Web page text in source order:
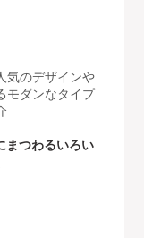
気のデザインや
モダンなタイプ
まつわるいろい